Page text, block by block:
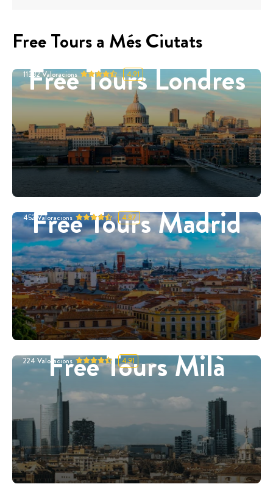
Free Tours a Més Ciutats
Free Tours Londres
11332Valoracions 4.91
Free Tours Madrid
452 Valoracions 4.87
Free Tours Milà
224 Valoracions 4.91